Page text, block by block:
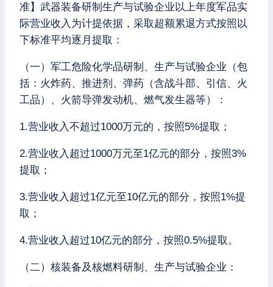
准】武器装备研制生产与试验企业以上年度军品实
际营业收入为计提依据，采取超额累退方式按照以
下标准平均逐月提取：
（一）军工危险化学品研制、生产与试验企业（包
括：火炸药、推进剂、弹药（含战斗部、引信、火
工品）、火箭导弹发动机、燃气发生器等）：
1.营业收入不超过1000万元的，按照5%提取；
2.营业收入超过1000万元至1亿元的部分，按照3%
提取；
3.营业收入超过1亿元至10亿元的部分，按照1%提
取；
4.营业收入超过10亿元的部分，按照0.5%提取。
（二）核装备及核燃料研制、生产与试验企业：